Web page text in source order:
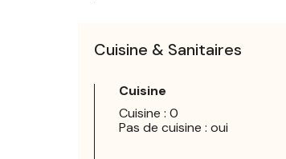
Cuisine & Sanitaires
Cuisine
Cuisine : 0
Pas de cuisine : oui